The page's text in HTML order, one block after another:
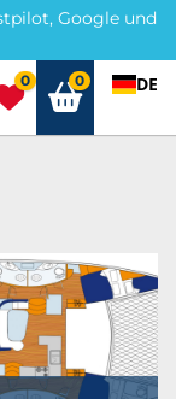
Google und
3222690
0 0 DE